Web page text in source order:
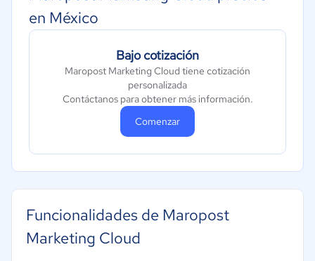
en México
Bajo cotización
Maropost Marketing Cloud tiene cotización
personalizada
Contáctanos para obtener más información.
Comenzar
Funcionalidades de Maropost
Marketing Cloud